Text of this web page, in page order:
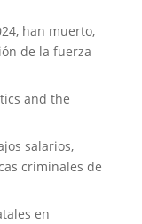
han muerto,
de la fuerza
and the
salarios,
criminales de
en